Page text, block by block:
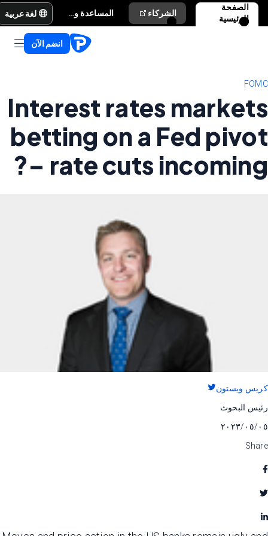
الصفحة
الرئيسية
الشركاء المساعدة والدعم لغة عربية
انضم الآن
FOMC
Interest rates markets
betting on a Fed pivot
– rate cuts incoming?
كريس ويستون
رئيس البحوث
٠٥‏/٠٥‏/٢٠٢٣
Share